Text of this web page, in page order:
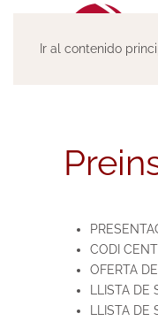
Ir al contenido
CODI
OFERTA
LLISTA
LLISTA